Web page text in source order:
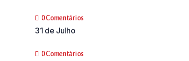
0 Comentários
31 de Julho
0 Comentários